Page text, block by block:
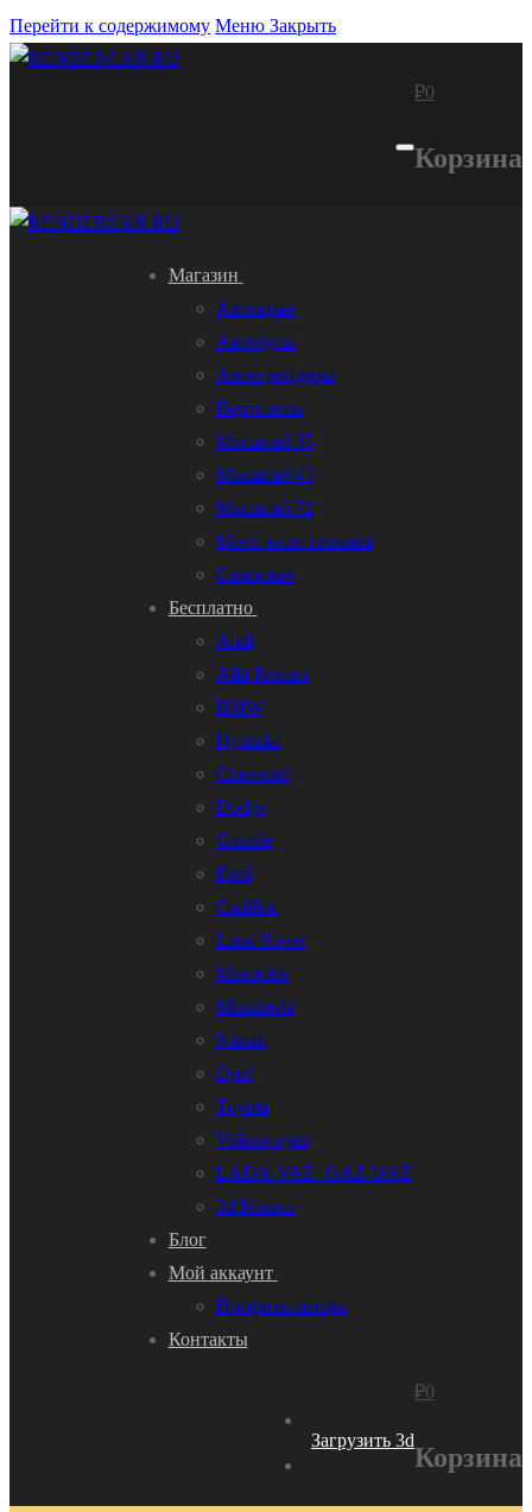
Перейти к содержимому Меню Закрыть
₽0
Корзина
Магазин
Автокран
Автобусы
Автогрейдеры
Вертолеты
Масштаб 35
Масштаб 43
Масштаб 72
Мото-вело техника
Самосвал
Бесплатно
Audi
Alfa Romeo
BMW
Hyundai
Chevrolet
Dodge
Gazelle
Ford
Cadillac
Land Rover
Mercedes
Mitsubishi
Nissan
Opel
Toyota
Volkswagen
LADA-VAZ- GAZ-UAZ
3d Колеса
Блог
Мой аккаунт
Профиль автора
Контакты
Загрузить 3d
₽0
Корзина